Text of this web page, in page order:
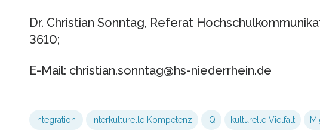
Dr. Christian Sonntag, Referat
3610;
E-Mail: christian.sonntag@hs-niederrhein.de
Integration’ interkulturelle Kompetenz IQ kulturelle Vielfalt